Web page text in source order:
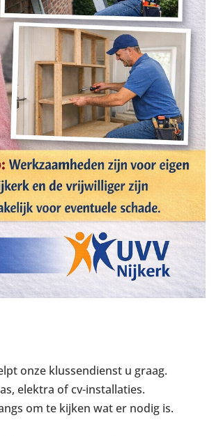
onze klussendienst u graag.
elektra of cv-installaties.
om te kijken wat er nodig is.